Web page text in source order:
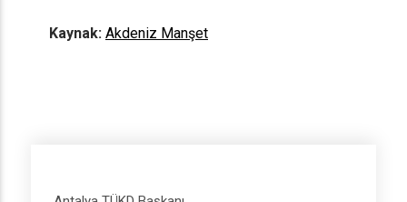
Kaynak: Akdeniz Manşet